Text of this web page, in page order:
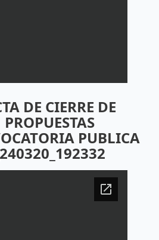
DE CIERRE DE
PROPUESTAS
PUBLICA
_240320_192332